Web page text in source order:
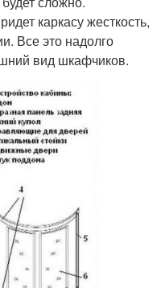
каркасу жесткость,
Все это надолго
вид шкафчиков.